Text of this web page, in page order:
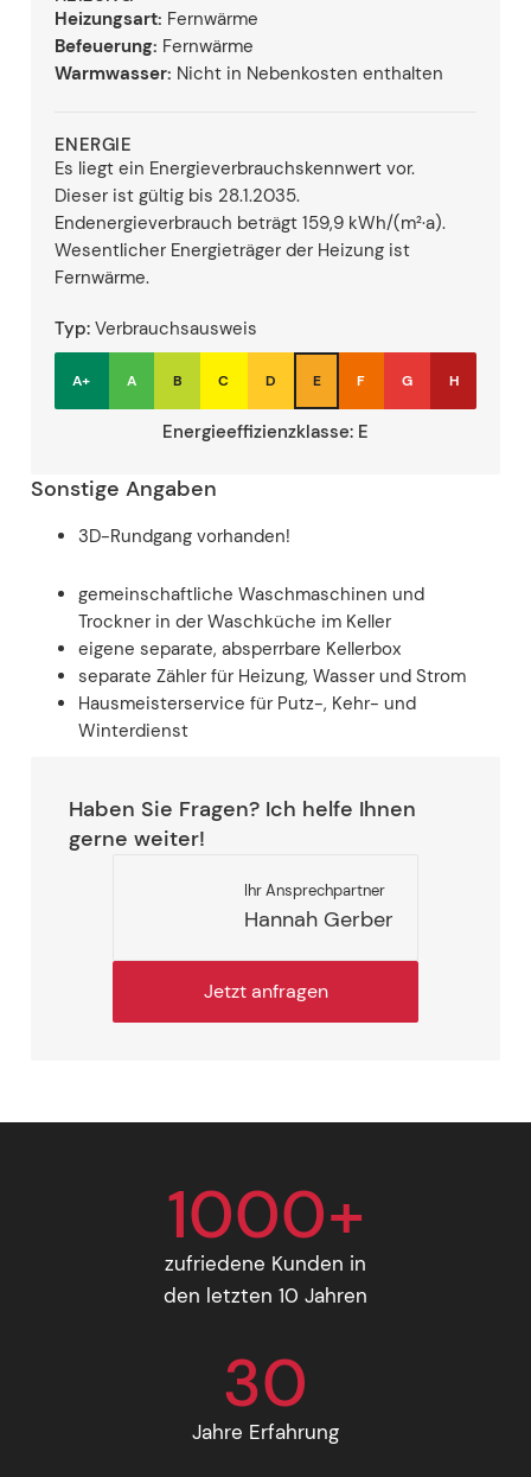
Heizungsart: Fernwärme
Befeuerung: Fernwärme
Warmwasser: Nicht in Nebenkosten enthalten
ENERGIE
Es liegt ein Energieverbrauchskennwert vor.
Dieser ist gültig bis 28.1.2035.
Endenergieverbrauch beträgt 159,9 kWh/(m²·a).
Wesentlicher Energieträger der Heizung ist
Fernwärme.
Typ: Verbrauchsausweis
A+ A B C D E F G H
Energieeffizienzklasse: E
Sonstige Angaben
3D-Rundgang vorhanden!
gemeinschaftliche Waschmaschinen und
Trockner in der Waschküche im Keller
eigene separate, absperrbare Kellerbox
separate Zähler für Heizung, Wasser und Strom
Hausmeisterservice für Putz-, Kehr- und
Winterdienst
Haben Sie Fragen? Ich helfe Ihnen
gerne weiter!
Ihr Ansprechpartner
Hannah Gerber
Jetzt anfragen
1000+
zufriedene Kunden in
den letzten 10 Jahren
30
Jahre Erfahrung